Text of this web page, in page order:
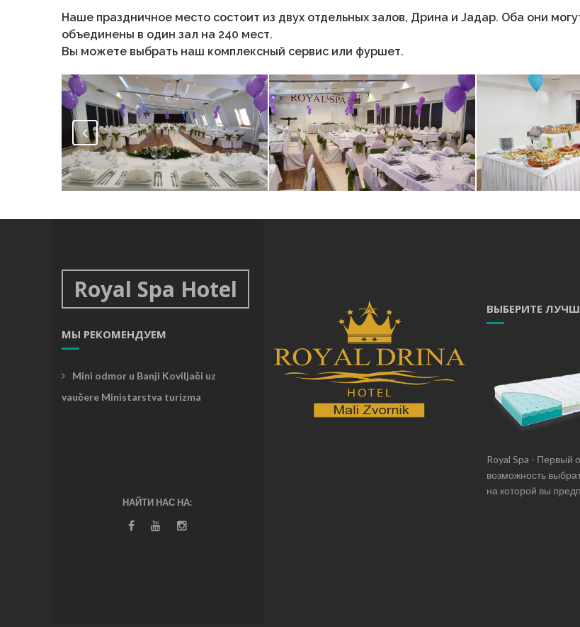
Наше праздничное место состоит из двух отдельных залов, Дрина и Јадар. Оба они
объединены в один зал на 240 мест.
Вы можете выбрать наш комплексный сервис или фуршет.
Royal Spa Hotel
МЫ РЕКОМЕНДУЕМ
Mini odmor u Banji Koviljači uz
vaučere Ministarstva turizma
НАЙТИ НАС НА:
ВЫБЕРИТЕ
Royal Spa - Первый
возможность
на которой вы